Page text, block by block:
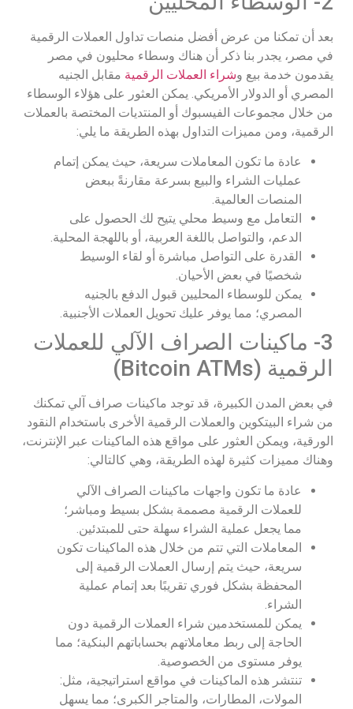
بعد أن تمكنا من عرض أفضل منصات تداول العملات الرقمية
في مصر، يجدر بنا ذكر أن هناك وسطاء محليون في مصر
يقدمون خدمة بيع وشراء العملات الرقمية مقابل الجنيه
المصري أو الدولار الأمريكي. يمكن العثور على هؤلاء الوسطاء
من خلال مجموعات الفيسبوك أو المنتديات المختصة بالعملات
الرقمية، ومن مميزات التداول بهذه الطريقة ما يلي:
عادة ما تكون المعاملات سريعة، حيث يمكن إتمام
عمليات الشراء والبيع بسرعة مقارنةً ببعض
المنصات العالمية.
التعامل مع وسيط محلي يتيح لك الحصول على
الدعم، والتواصل باللغة العربية، أو باللهجة المحلية.
القدرة على التواصل مباشرة أو لقاء الوسيط
شخصيًا في بعض الأحيان.
يمكن للوسطاء المحليين قبول الدفع بالجنيه
المصري؛ مما يوفر عليك تحويل العملات الأجنبية.
3- ماكينات الصراف الآلي للعملات
الرقمية (Bitcoin ATMs)
في بعض المدن الكبيرة، قد توجد ماكينات صراف آلي تمكنك
من شراء البيتكوين والعملات الرقمية الأخرى باستخدام النقود
الورقية، ويمكن العثور على مواقع هذه الماكينات عبر الإنترنت،
وهناك مميزات كثيرة لهذه الطريقة، وهي كالتالي:
عادة ما تكون واجهات ماكينات الصراف الآلي
للعملات الرقمية مصممة بشكل بسيط ومباشر؛
مما يجعل عملية الشراء سهلة حتى للمبتدئين.
المعاملات التي تتم من خلال هذه الماكينات تكون
سريعة، حيث يتم إرسال العملات الرقمية إلى
المحفظة بشكل فوري تقريبًا بعد إتمام عملية
الشراء.
يمكن للمستخدمين شراء العملات الرقمية دون
الحاجة إلى ربط معاملاتهم بحساباتهم البنكية؛ مما
يوفر مستوى من الخصوصية.
تنتشر هذه الماكينات في مواقع استراتيجية، مثل:
المولات، المطارات، والمتاجر الكبرى؛ مما يسهل